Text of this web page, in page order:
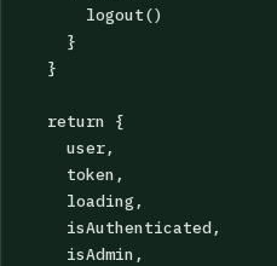
      logout()
    }
  }
  return {
    user,
    token,
    loading,
    isAuthenticated,
    isAdmin,